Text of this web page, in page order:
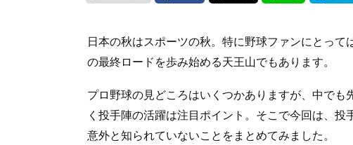
日本の秋はスポーツの秋。特に野球ファンにとっ
の最終ロードを歩み始める天王山でもあります。
プロ野球の見どころはいくつかありますが、中で
く投手陣の活躍は注目ポイント。そこで今回は、投
意外と知られていないことをまとめてみました。